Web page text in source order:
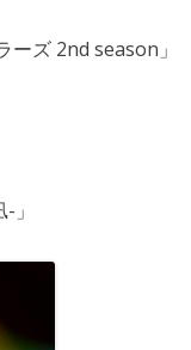
ーズ 2nd season」
」